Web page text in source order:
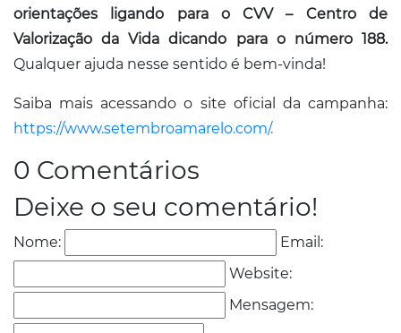
orientações ligando para o CVV – Centro de
Valorização da Vida dicando para o número 188.
Qualquer ajuda nesse sentido é bem-vinda!
Saiba mais acessando o site oficial da campanha:
https://www.setembroamarelo.com/.
0 Comentários
Deixe o seu comentário!
Nome:
Email:
Website:
Mensagem: